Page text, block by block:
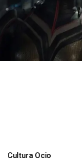
Cultura Ocio